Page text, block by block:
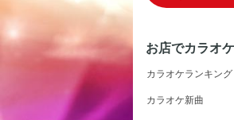
お店でカラオケ
カラオケランキング
カラオケ新曲